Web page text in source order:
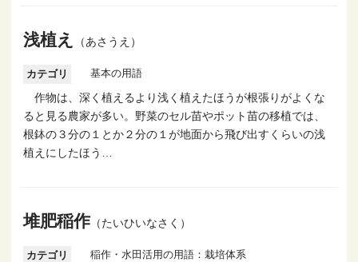
浅植え （あさうえ）
カテゴリ 基本の用語
作物は、深く植えるより浅く植えたほうが根張りがよくな
ると見る農家が多い。野菜のセル苗やポット苗の移植では、
根鉢の３分の１とか２分の１が地面から飛び出すくらいの浅
植えにしたほう…
堆肥稲作 （たいひいなさく）
カテゴリ 稲作・水田活用の用語：栽培体系